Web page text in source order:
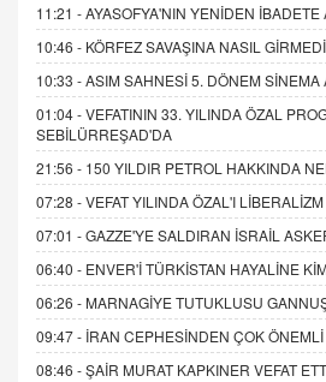
11:21 -AYASOFYA'NIN YENİDEN İBADETE
10:46 - KÖRFEZ SAVAŞINA NASIL
10:33 -ASIM SAHNESİ 5. DÖNEM SİNEMA
01:04 -VEFATININ 33. YILINDA ÖZAL
SEBİLÜRREŞAD'DA
21:56 - 150 YILDIR PETROL HAKKINDA
07:28 -VEFAT YILINDA ÖZAL'I
07:01 -GAZZE'YE SALDIRAN İSRAİL
06:40 - ENVER'İ TÜRKİSTAN HAYALİNE
06:26 - MARNAGİYE TUTUKLUSU
09:47 - İRAN CEPHESİNDEN ÇOK
08:46 -ŞAİR MURAT KAPKINER VEFAT